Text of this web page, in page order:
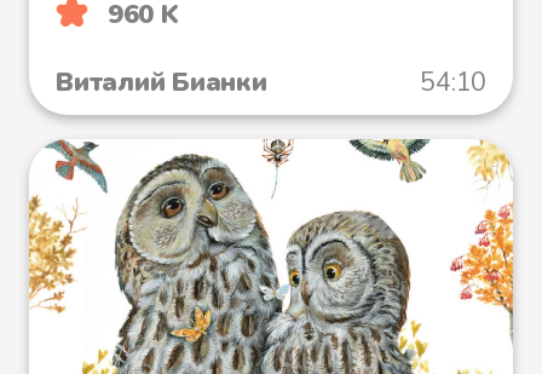
960 K
Виталий Бианки
54:10